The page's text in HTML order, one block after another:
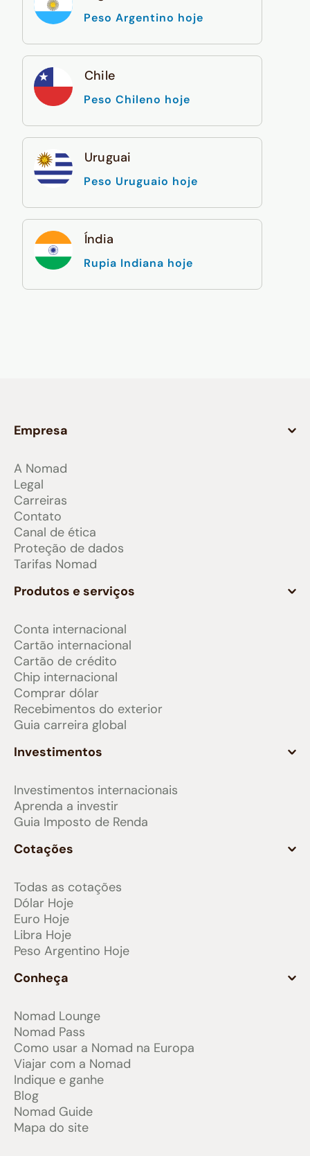
Peso Argentino hoje
Chile
Peso Chileno hoje
Uruguai
Peso Uruguaio hoje
Índia
Rupia Indiana hoje
Empresa
A Nomad
Legal
Carreiras
Contato
Canal de ética
Proteção de dados
Tarifas Nomad
Produtos e serviços
Conta internacional
Cartão internacional
Cartão de crédito
Chip internacional
Comprar dólar
Recebimentos do exterior
Guia carreira global
Investimentos
Investimentos internacionais
Aprenda a investir
Guia Imposto de Renda
Cotações
Todas as cotações
Dólar Hoje
Euro Hoje
Libra Hoje
Peso Argentino Hoje
Conheça
Nomad Lounge
Nomad Pass
Como usar a Nomad na Europa
Viajar com a Nomad
Indique e ganhe
Blog
Nomad Guide
Mapa do site